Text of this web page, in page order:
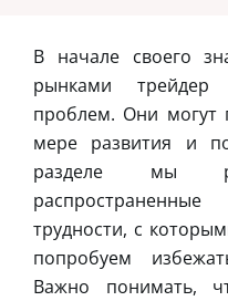
В начале своего
рынками трейдер
проблем. Они могут
мере развития и
разделе мы
трудности, с
попробуем
Важно понимать,